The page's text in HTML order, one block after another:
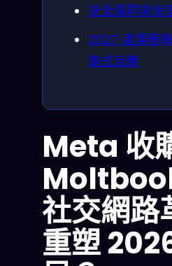
安全漏洞與倫
2027 產業衝
鏈式反應
Meta 收
社交網路
重塑